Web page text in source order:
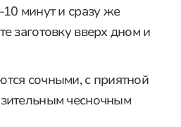
минут и сразу же
заготовку вверх дном и
сочными, с приятной
чесночным